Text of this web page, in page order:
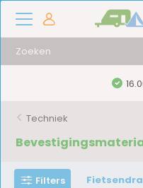
Techniek
Filters